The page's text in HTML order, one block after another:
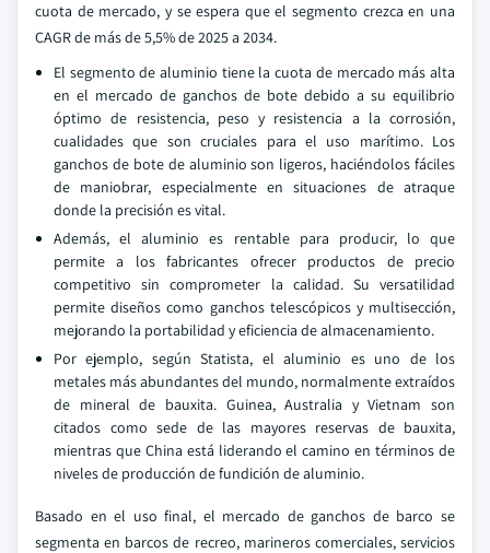
cuota de mercado, y se espera que el segmento crezca en una
CAGR de más de 5,5% de 2025 a 2034.
El segmento de aluminio tiene la cuota de mercado más alta
en el mercado de ganchos de bote debido a su equilibrio
óptimo de resistencia, peso y resistencia a la corrosión,
cualidades que son cruciales para el uso marítimo. Los
ganchos de bote de aluminio son ligeros, haciéndolos fáciles
de maniobrar, especialmente en situaciones de atraque
donde la precisión es vital.
Además, el aluminio es rentable para producir, lo que
permite a los fabricantes ofrecer productos de precio
competitivo sin comprometer la calidad. Su versatilidad
permite diseños como ganchos telescópicos y multisección,
mejorando la portabilidad y eficiencia de almacenamiento.
Por ejemplo, según Statista, el aluminio es uno de los
metales más abundantes del mundo, normalmente extraídos
de mineral de bauxita. Guinea, Australia y Vietnam son
citados como sede de las mayores reservas de bauxita,
mientras que China está liderando el camino en términos de
niveles de producción de fundición de aluminio.
Basado en el uso final, el mercado de ganchos de barco se
segmenta en barcos de recreo, marineros comerciales, servicios